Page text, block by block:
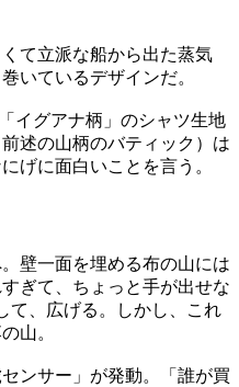
て立派な船から出た蒸気
いているデザインだ。
イグアナ柄」のシャツ生地
述の山柄のバティック）は
げに面白いことを言う。
壁一面を埋める布の山には
ぎて、ちょっと手が出せな
て、広げる。しかし、これ
山。
ンサー」が発動。「誰が買